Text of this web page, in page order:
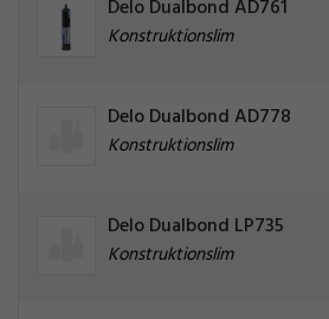
Delo Dualbond AD761
Konstruktionslim
Delo Dualbond AD778
Konstruktionslim
Delo Dualbond LP735
Konstruktionslim